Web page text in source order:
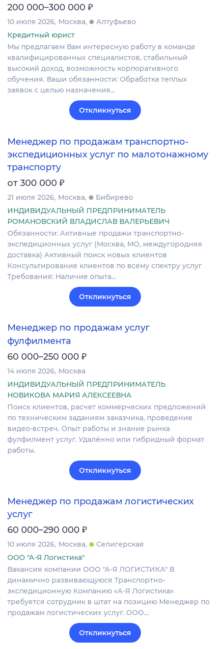
200 000–300 000 ₽
10 июля 2026 Москва
Алтуфьево
Кредитный юрист
Мы предлагаем Вам интересную работу в команде
квалифицированных специалистов, стабильный
высокий доход, возможность корпоративного
обучения. Ваши обязанности: Обработка теплых
заявок с целью назначения…
Откликнуться
Менеджер по продажам транспортно-
экспедиционных услуг по малотонажному
транспорту
от 300 000 ₽
21 июля 2026 Москва
Бибирево
ИНДИВИДУАЛЬНЫЙ ПРЕДПРИНИМАТЕЛЬ
РОМАНОВСКИЙ ВЛАДИСЛАВ ВАЛЕРЬЕВИЧ
Обязанности: Активные продажи транспортно-
экспедиционных услуг (Москва, МО, междугородняя
доставка) Активный поиск новых клиентов
Консультирование клиентов по всему спектру услуг
Требования: Наличие опыта…
Откликнуться
Менеджер по продажам услуг
фулфилмента
60 000–250 000 ₽
14 июля 2026 Москва
ИНДИВИДУАЛЬНЫЙ ПРЕДПРИНИМАТЕЛЬ
НОВИКОВА МАРИЯ АЛЕКСЕЕВНА
Поиск клиентов, расчет коммерческих предложений
по техническим заданиям заказчика, проведение
видео-встреч. Опыт работы и знание рынка
фулфилмент услуг. Удалённо или гибридный формат
работы.
Откликнуться
Менеджер по продажам логистических
услуг
60 000–290 000 ₽
10 июля 2026 Москва
Селигерская
ООО "А-Я Логистика"
Вакансия компании ООО "А-Я ЛОГИСТИКА" В
динамично развивающуюся Транспортно-
экспедиционную Компанию «А-Я Логистика»
требуется сотрудник в штат на позицию Менеджер по
продажам логистических услуг. ООО…
Откликнуться